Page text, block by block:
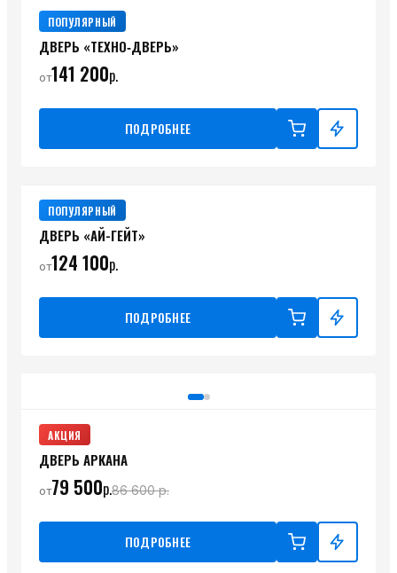
ПОПУЛЯРНЫЙ
ДВЕРЬ «ТЕХНО‑ДВЕРЬ»
от141 200р.
ПОДРОБНЕЕ
ПОПУЛЯРНЫЙ
ДВЕРЬ «АЙ-ГЕЙТ»
от124 100р.
ПОДРОБНЕЕ
АКЦИЯ
ДВЕРЬ АРКАНА
от79 500р.86 600р.
ПОДРОБНЕЕ